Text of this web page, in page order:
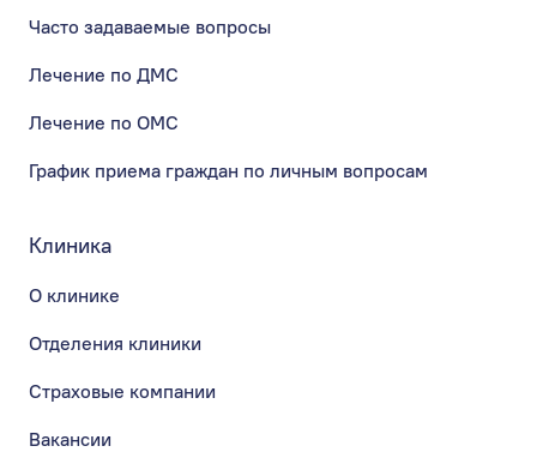
Часто задаваемые вопросы
Лечение по ДМС
Лечение по ОМС
График приема граждан по личным вопросам
Клиника
О клинике
Отделения клиники
Страховые компании
Вакансии